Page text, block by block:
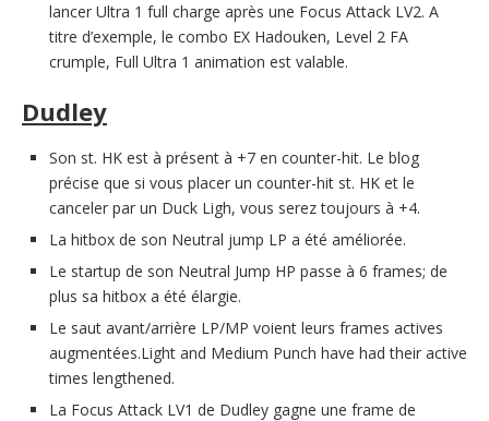
lancer Ultra 1 full charge après une Focus Attack LV2. A
titre d’exemple, le combo EX Hadouken, Level 2 FA
crumple, Full Ultra 1 animation est valable.
Dudley
Son st. HK est à présent à +7 en counter-hit. Le blog
précise que si vous placer un counter-hit st. HK et le
canceler par un Duck Ligh, vous serez toujours à +4.
La hitbox de son Neutral jump LP a été améliorée.
Le startup de son Neutral Jump HP passe à 6 frames; de
plus sa hitbox a été élargie.
Le saut avant/arrière LP/MP voient leurs frames actives
augmentées.Light and Medium Punch have had their active
times lengthened.
La Focus Attack LV1 de Dudley gagne une frame de